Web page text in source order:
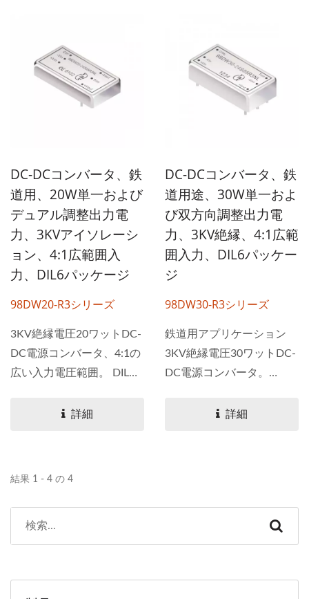
DC-DCコンバータ、鉄
道用、20W単一および
デュアル調整出力電
力、3KVアイソレーシ
ョン、4:1広範囲入
力、DIL6パッケージ
98DW20-R3シリーズ
3KV絶縁電圧20ワットDC-
DC電源コンバータ、4:1の
広い入力電圧範囲。 DILパ
道アプリケーションのため
詳細
DC-DCコンバータ、鉄
道用途、30W単一およ
び双方向調整出力電
力、3KV絶縁、4:1広範
囲入力、DIL6パッケー
ジ
98DW30-R3シリーズ
鉄道用アプリケーション
3KV絶縁電圧30ワットDC-
DC電源コンバータ。
の広い入力電圧範囲を持
す。この製品はEN50155規
格に従って設計されていま
す。 当社の鉄道用電源ソ
詳細
結果 1 - 4 の 4